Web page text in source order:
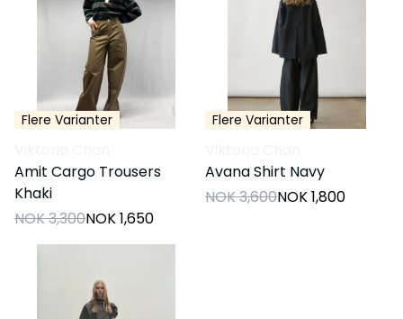
Flere Varianter
Amit Cargo Trousers
Khaki
NOK 3,300NOK 1,650
Flere Varianter
Avana Shirt Navy
NOK 3,600NOK 1,800